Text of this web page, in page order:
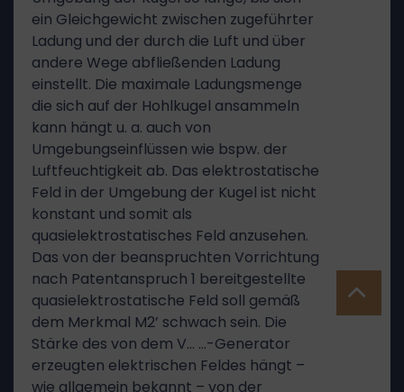
ein Gleichgewicht zwischen zugeführter
Ladung und der durch die Luft und über
andere Wege abfließenden Ladung
einstellt. Die maximale Ladungsmenge
die sich auf der Hohlkugel ansammeln
kann hängt u. a. auch von
Umgebungseinflüssen wie bspw. der
Luftfeuchtigkeit ab. Das elektrostatische
Feld in der Umgebung der Kugel ist nicht
konstant und somit als
quasielektrostatisches Feld anzusehen.
Das von der beanspruchten Vorrichtung
nach Patentanspruch 1 bereitgestellte
quasielektrostatische Feld soll gemäß
dem Merkmal M2’ schwach sein. Die
Stärke des von dem V… …-Generator
erzeugten elektrischen Feldes hängt –
wie allgemein bekannt – von der